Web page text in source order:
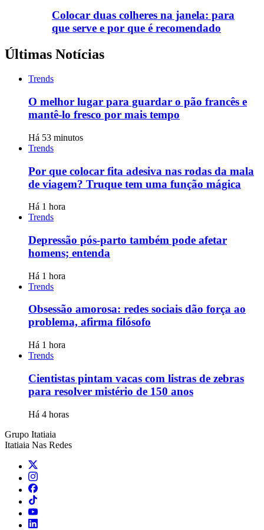
Colocar duas colheres na janela: para
que serve e por que é recomendado
Últimas Notícias
Trends
O melhor lugar para guardar o pão francês e
mantê-lo fresco por mais tempo
Há 53 minutos
Trends
Por que colocar fita adesiva nas rodas da mala
de viagem? Truque tem uma função mágica
Há 1 hora
Trends
Depressão pós-parto também pode afetar
homens; entenda
Há 1 hora
Trends
Obsessão amorosa: redes sociais dão força ao
problema, afirma filósofo
Há 1 hora
Trends
Cientistas pintam vacas com listras de zebras
para resolver mistério de 150 anos
Há 4 horas
Grupo Itatiaia
Itatiaia Nas Redes